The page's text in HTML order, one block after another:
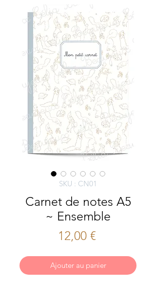
SKU : CN01
Carnet de notes A5
~ Ensemble
12,00 €Prix
Ajouter au panier